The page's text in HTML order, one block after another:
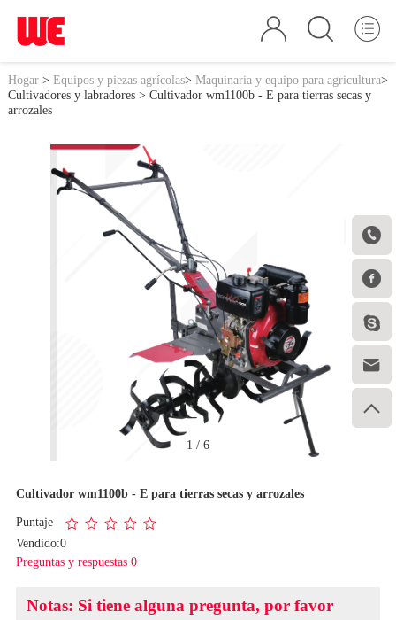





Hogar> Equipos y piezas agrícolas> Maquinaria y equipo para agricultura>
Cultivadores y labradores> Cultivador wm1100b - E para tierras secas y
arrozales
1 / 6
Cultivador wm1100b - E para tierras secas y arrozales
Puntaje
Vendido:0
Preguntas y respuestas 0
Notas: Si tiene alguna pregunta, por favor